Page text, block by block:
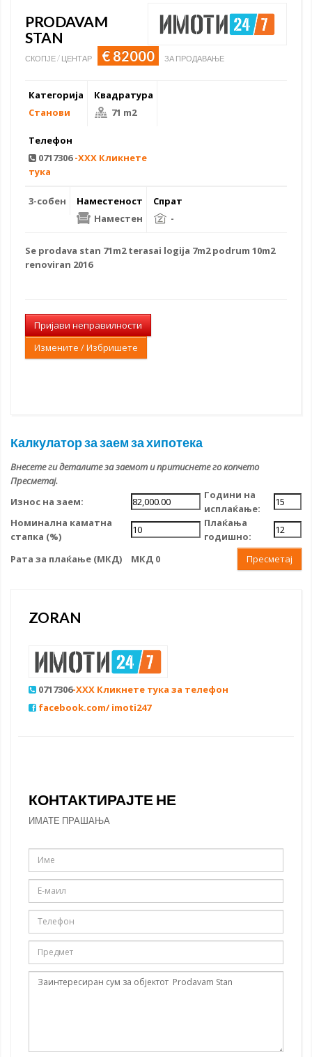
PRODAVAM
STAN
СКОПЈЕ / ЦЕНТАР € 82000 ЗА ПРОДАВАЊЕ
Категорија
Станови
Квадратура
71 m2
Телефон
0717306-XXX Кликнете
тука
3-собен
Наместеност
Наместен
Спрат
-
Se prodava stan 71m2 terasai logija 7m2 podrum 10m2
renoviran 2016
Пријави неправилности
Измените / Избришете
Калкулатор за заем за хипотека
Внесете ги деталите за заемот и притиснете го копчето
Пресметај.
Износ на заем:
Години на
исплаќање:
Номинална каматна
стапка (%)
Плаќања
годишно:
Рата за плаќање (МКД)
МКД 0 Пресметај
ZORAN
0717306-XXX Кликнете тука за телефон
facebook.com/ imoti247
КОНТАКТИРАЈТЕ НЕ
ИМАТЕ ПРАШАЊА